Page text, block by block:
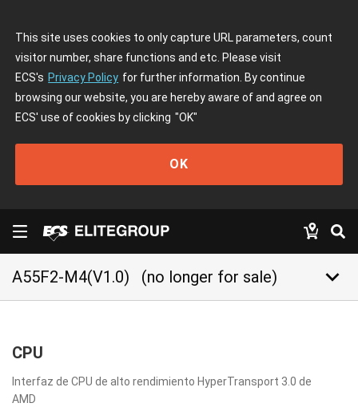
This site uses cookies to only capture URL parameters, count
visitor number, share functions and etc. Please visit
ECS's Privacy Policy for further information. By continue
browsing our website, you are hereby aware of and agree on
ECS' use of cookies by clicking "OK"
OK
A55F2-M4(V1.0) (no longer for sale) keyboard_arrow_down
CPU
Interfaz de CPU de alto rendimiento HyperTransport 3.0 de
AMD